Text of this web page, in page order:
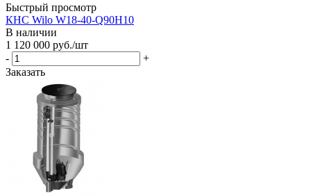
Быстрый просмотр
КНС Wilo W18-40-Q90H10
В наличии
1 120 000 руб./шт
-
+
Заказать